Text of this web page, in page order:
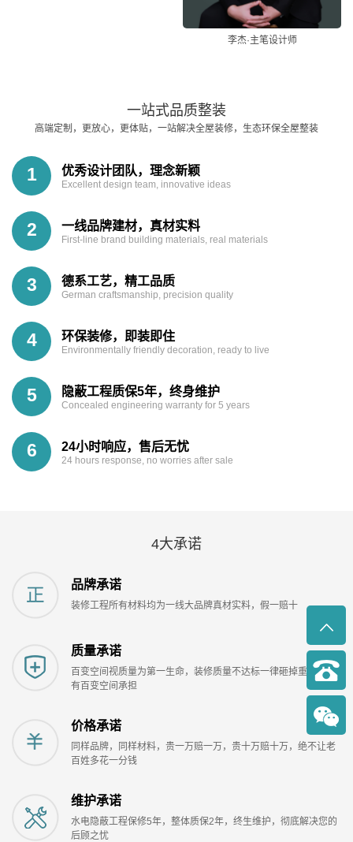
李杰·主笔设计师
一站式品质整装
高端定制，更放心，更体贴，一站解决全屋装修，生态环保全屋整装
1 优秀设计团队，理念新颖
Excellent design team, innovative ideas
2 一线品牌建材，真材实料
First-line brand building materials, real materials
3 德系工艺，精工品质
German craftsmanship, precision quality
4 环保装修，即装即住
Environmentally friendly decoration, ready to live
5 隐蔽工程质保5年，终身维护
Concealed engineering warranty for 5 years
6 24小时响应，售后无忧
24 hours response, no worries after sale
4大承诺
品牌承诺
装修工程所有材料均为一线大品牌真材实料，假一赔十
质量承诺
百变空间视质量为第一生命，装修质量不达标一律砸掉重装费用
有百变空间承担
价格承诺
同样品牌，同样材料，贵一万赔一万，贵十万赔十万，绝不让老
百姓多花一分钱
维护承诺
水电隐蔽工程保修5年，整体质保2年，终生维护，彻底解决您的
后顾之忧